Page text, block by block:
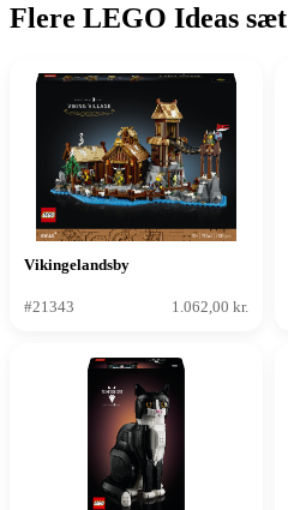
Flere LEGO Ideas sæt
Vikingelandsby
#21343 1.062,00 kr.